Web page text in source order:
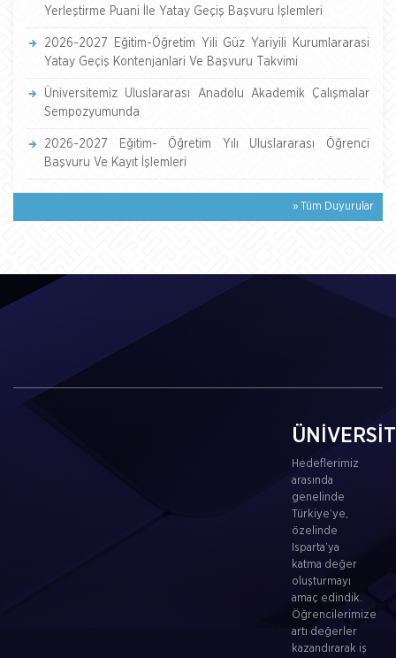
Yerleştirme Puani İle Yatay Geçiş Başvuru İşlemleri
2026-2027 Eğitim-Öğretim Yili Güz Yariyili Kurumlararasi
Yatay Geçiş Kontenjanlari Ve Başvuru Takvimi
Üniversitemiz Uluslararası Anadolu Akademik Çalışmalar
Sempozyumunda
2026-2027 Eğitim- Öğretim Yılı Uluslararası Öğrenci
Başvuru Ve Kayıt İşlemleri
» Tüm Duyurular
Hedeflerimiz
arasında
genelinde
Türkiye’ye,
özelinde
Isparta’ya
katma değer
oluşturmayı
amaç edindik.
Öğrencilerimize
artı değerler
kazandırarak iş